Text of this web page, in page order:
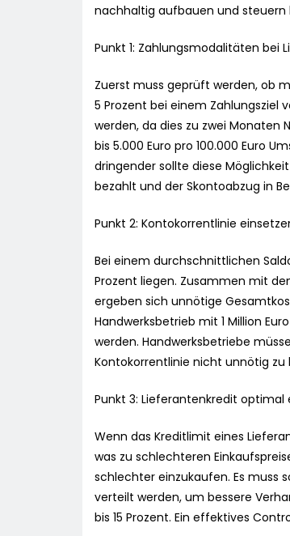
nachhaltig aufbauen und steuern
Punkt 1: Zahlungsmodalitäten bei
Zuerst muss geprüft werden, ob
5 Prozent bei einem Zahlungsziel
werden, da dies zu zwei Monaten
bis 5.000 Euro pro 100.000 Euro
dringender sollte diese
bezahlt und der Skontoabzug in
Punkt 2: Kontokorrentlinie
Bei einem durchschnittlichen
Prozent liegen. Zusammen mit
ergeben sich unnötige
Handwerksbetrieb mit 1 Million
werden. Handwerksbetriebe
Kontokorrentlinie nicht unnötig zu
Punkt 3: Lieferantenkredit optimal
Wenn das Kreditlimit eines
was zu schlechteren
schlechter einzukaufen. Es
verteilt werden, um bessere
bis 15 Prozent. Ein effektives